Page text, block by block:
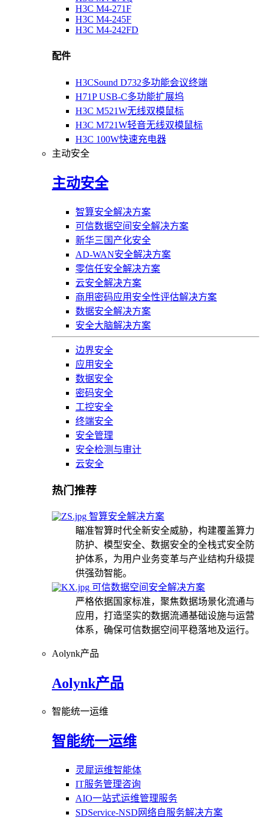
H3C M4-271F
H3C M4-245F
H3C M4-242FD
配件
H3CSound D732多功能会议终端
H71P USB-C多功能扩展坞
H3C M521W无线双模鼠标
H3C M721W轻音无线双模鼠标
H3C 100W快速充电器
主动安全
主动安全
智算安全解决方案
可信数据空间安全解决方案
新华三国产化安全
AD-WAN安全解决方案
零信任安全解决方案
云安全解决方案
商用密码应用安全性评估解决方案
数据安全解决方案
安全大脑解决方案
边界安全
应用安全
数据安全
密码安全
工控安全
终端安全
安全管理
安全检测与审计
云安全
热门推荐
智算安全解决方案
瞄准智算时代全新安全威胁，构建覆盖算力
防护、模型安全、数据安全的全栈式安全防
护体系，为用户业务变革与产业结构升级提
供强劲智能。
可信数据空间安全解决方案
严格依据国家标准，聚焦数据场景化流通与
应用，打造坚实的数据流通基础设施与运营
体系，确保可信数据空间平稳落地及运行。
Aolynk产品
Aolynk产品
智能统一运维
智能统一运维
灵犀运维智能体
IT服务管理咨询
AIO一站式运维管理服务
SDService-NSD网络自服务解决方案